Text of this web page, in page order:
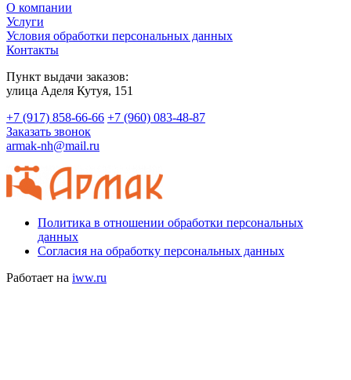
О компании
Услуги
Условия обработки персональных данных
Контакты
Пункт выдачи заказов:
​улица Аделя Кутуя, 151
+7 (917) 858-66-66 +7 (960) 083-48-87
Заказать звонок
armak-nh@mail.ru
Политика в отношении обработки персональных
данных
Согласия на обработку персональных данных
Работает на iww.ru